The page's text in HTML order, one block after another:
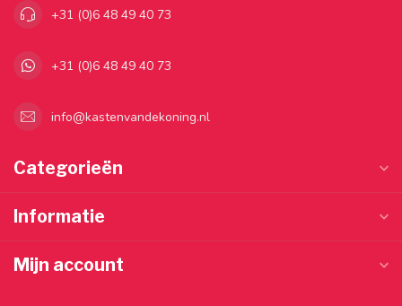
+31 (0)6 48 49 40 73
+31 (0)6 48 49 40 73
info@kastenvandekoning.nl
Categorieën
Informatie
Mijn account